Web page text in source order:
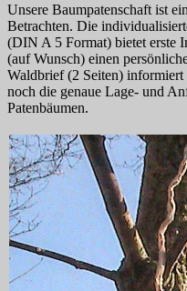
Unsere Baumpatenschaft ist
Betrachten. Die
(DIN A 5 Format) bietet erste
(auf Wunsch) einen
Waldbrief (2 Seiten)
noch die genaue Lage- und
Patenbäumen.